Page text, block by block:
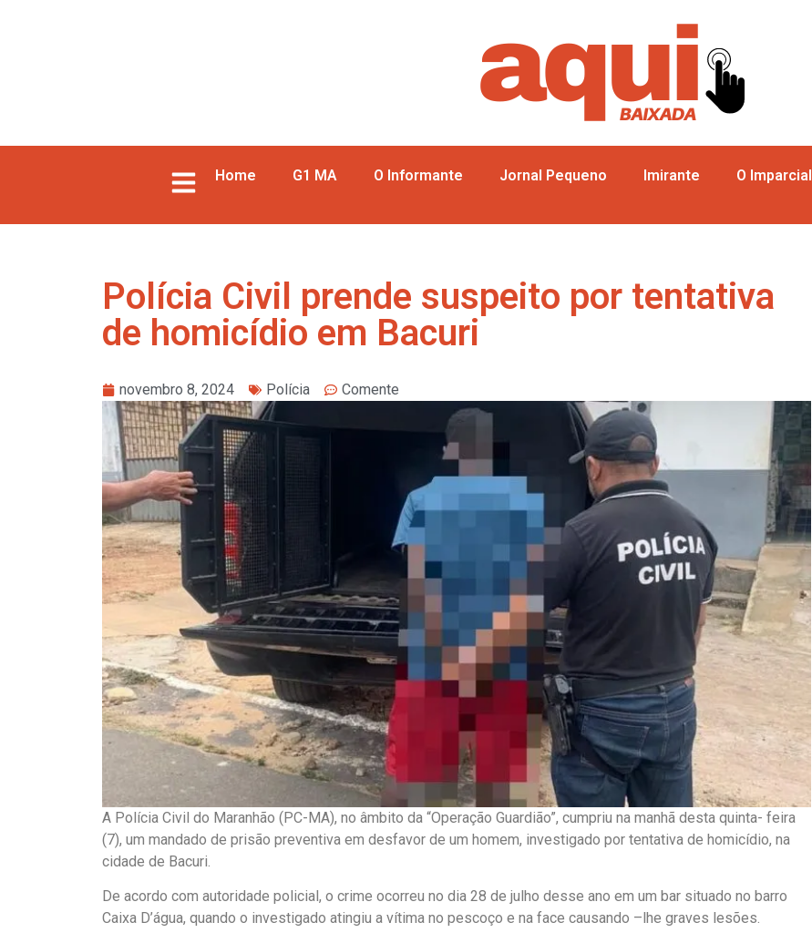
Home G1 MA O Informante Jornal Pequeno Imirante O Imparcial
Polícia Civil prende suspeito por tentativa
de homicídio em Bacuri
novembro 8, 2024 Polícia Comente
A Polícia Civil do Maranhão (PC-MA), no âmbito da “Operação Guardião”, cumpriu na manhã desta quinta- feira
(7), um mandado de prisão preventiva em desfavor de um homem, investigado por tentativa de homicídio, na
cidade de Bacuri.
De acordo com autoridade policial, o crime ocorreu no dia 28 de julho desse ano em um bar situado no barro
Caixa D’água, quando o investigado atingiu a vítima no pescoço e na face causando –lhe graves lesões.